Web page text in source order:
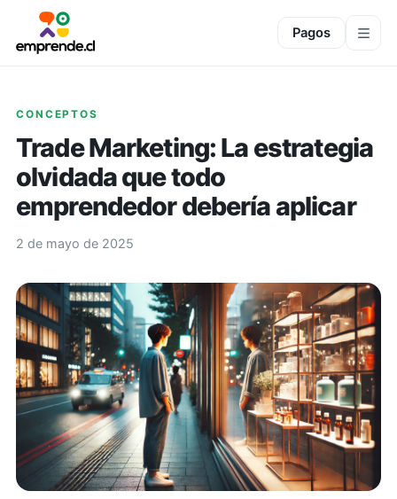
Pagos
CONCEPTOS
Trade Marketing: La estrategia
olvidada que todo
emprendedor debería aplicar
2 de mayo de 2025